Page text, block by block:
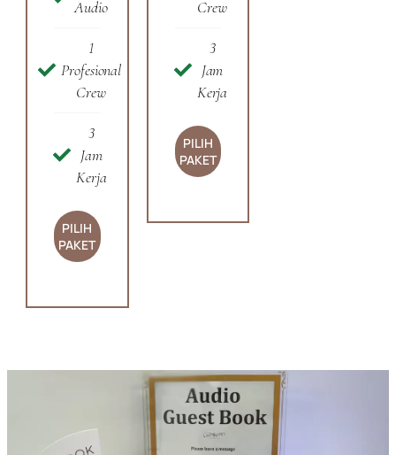
Audio
1
Profesional
Crew
3
Jam
Kerja
PILIH
PAKET
Crew
3
Jam
Kerja
PILIH
PAKET